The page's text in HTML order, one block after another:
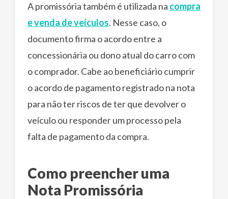
A promissória também é utilizada na compra
e venda de veículos. Nesse caso, o
documento firma o acordo entre a
concessionária ou dono atual do carro com
o comprador. Cabe ao beneficiário cumprir
o acordo de pagamento registrado na nota
para não ter riscos de ter que devolver o
veículo ou responder um processo pela
falta de pagamento da compra.
Como preencher uma
Nota Promissória